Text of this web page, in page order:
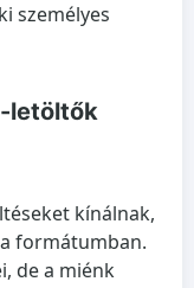
személyes
letöltők
kínálnak,
formátumban.
de a miénk